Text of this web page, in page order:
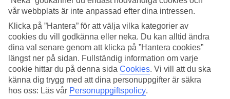
också för vattnets höga mineralhalt, som sägs ha
hälsosamma egenskaper. Redan under antiken användes de
varma källorna som en kurort. För att skydda formationerna
är det idag inte tillåtet att bada i travertinpoolerna, men
besökare kan fortfarande gå barfota genom vissa delar av
området för att minimera slitage. Däremot finns andra
varma källor i närheten där man kan njuta av det mineralrika
vår webbplats är inte anpassad efter dina intressen.
Klicka på ”Hantera” för att välja vilka kategorier av
cookies du vill godkänna eller neka. Du kan alltid ändra
dina val senare genom att klicka på ”Hantera cookies”
längst ner på sidan. Fullständig information om varje
cookie hittar du på denna sida Cookies. Vi vill att du ska
känna dig trygg med att dina personuppgifter är säkra
hos oss: Läs vår Personuppgiftspolicy.